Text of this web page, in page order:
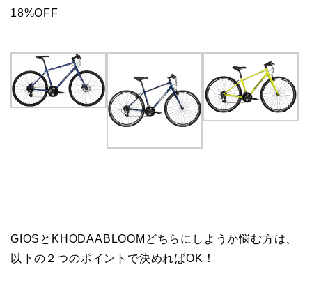
18%OFF
GIOSとKHODAABLOOMどちらにしようか悩む方は、
以下の２つのポイントで決めればOK！